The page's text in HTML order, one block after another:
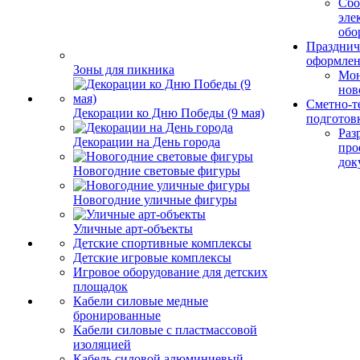
Зоны для пикника
Декорации ко Дню Победы (9 мая)
Декорации на День города
Новогодние световые фигуры
Новогодние уличные фигуры
Уличные арт-объекты
Детские спортивные комплексы
Детские игровые комплексы
Игровое оборудование для детских
площадок
Кабели силовые медные
бронированные
Кабели силовые с пластмассовой
изоляцией
Сметно-